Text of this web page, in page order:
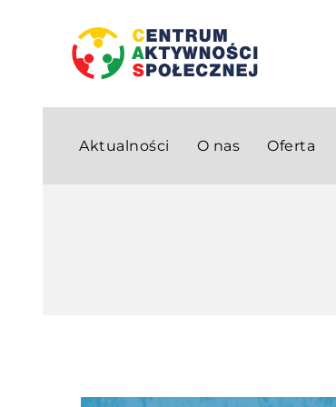
Aktualności O nas Oferta